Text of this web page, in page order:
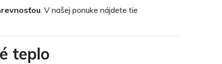
. V našej ponuke nájdete tie
teplo